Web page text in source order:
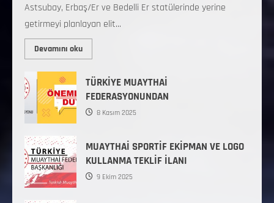
Astsubay, Erbaş/Er ve Bedelli Er statülerinde yerine
getirmeyi planlayan elit...
Devamını oku
TÜRKİYE MUAYTHAİ
FEDERASYONUNDAN
8 Kasım 2025
MUAYTHAİ SPORTİF EKİPMAN VE LOGO
KULLANMA TEKLİF İLANI
9 Ekim 2025